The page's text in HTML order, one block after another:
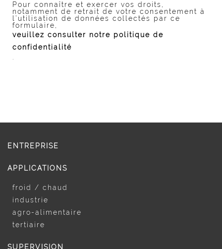
Pour connaître et exercer vos droits,
notamment de retrait de votre consentement à
l’utilisation de données collectés par ce
formulaire,
veuillez consulter notre politique de
confidentialité
ENTREPRISE
APPLICATIONS
froid / chaud
industrie
agro-alimentaire
tertiaire
SUPERVISION